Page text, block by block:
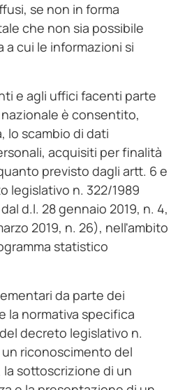
se non in forma
che non sia possibile
cui le informazioni si
e agli uffici facenti parte
è consentito,
lo scambio di dati
acquisiti per finalità
previsto dagli artt. 6 e
legislativo n. 322/1989
d.l. 28 gennaio 2019, n. 4,
2019, n. 26), nell'ambito
statistico
da parte dei
la normativa specifica
decreto legislativo n.
riconoscimento del
sottoscrizione di un